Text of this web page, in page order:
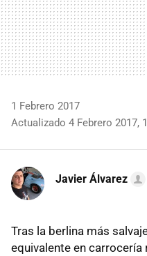
1 Febrero 2017
Actualizado 4 Febrero 2017,
Javier Álvarez
Tras la berlina más
equivalente en carrocería